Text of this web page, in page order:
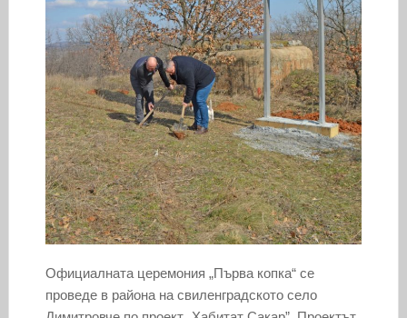
Официалната церемония „Първа копка“ се
проведе в района на свиленградското село